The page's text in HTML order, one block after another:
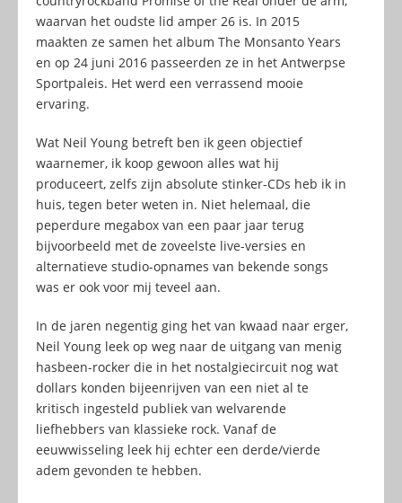
waarvan het oudste lid amper 26 is. In 2015
maakten ze samen het album The Monsanto Years
en op 24 juni 2016 passeerden ze in het Antwerpse
Sportpaleis. Het werd een verrassend mooie
ervaring.
Wat Neil Young betreft ben ik geen objectief
waarnemer, ik koop gewoon alles wat hij
produceert, zelfs zijn absolute stinker-CDs heb ik in
huis, tegen beter weten in. Niet helemaal, die
peperdure megabox van een paar jaar terug
bijvoorbeeld met de zoveelste live-versies en
alternatieve studio-opnames van bekende songs
was er ook voor mij teveel aan.
In de jaren negentig ging het van kwaad naar erger,
Neil Young leek op weg naar de uitgang van menig
hasbeen-rocker die in het nostalgiecircuit nog wat
dollars konden bijeenrijven van een niet al te
kritisch ingesteld publiek van welvarende
liefhebbers van klassieke rock. Vanaf de
eeuwwisseling leek hij echter een derde/vierde
adem gevonden te hebben.